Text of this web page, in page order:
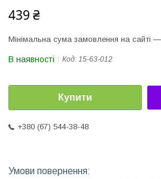
439 ₴
Мінімальна сума замовлення на сайті
В наявності Код: 15-63-012
Купити
+380 (67) 544-38-48